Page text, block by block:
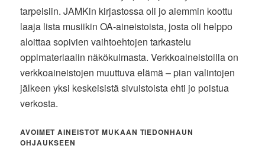
tarpeisiin. JAMKin kirjastossa oli jo aiemmin koottu
laaja lista musiikin OA-aineistoista, josta oli helppo
aloittaa sopivien vaihtoehtojen tarkastelu
oppimateriaalin näkökulmasta. Verkkoaineistoilla on
verkkoaineistojen muuttuva elämä – pian valintojen
jälkeen yksi keskeisistä sivuistoista ehti jo poistua
verkosta.
AVOIMET AINEISTOT MUKAAN TIEDONHAUN
OHJAUKSEEN